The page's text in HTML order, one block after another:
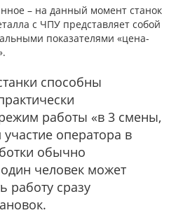
– на данный момент станок
с ЧПУ представляет собой
показателями «цена-
способны
работы «в 3 смены,
оператора в
обычно
человек может
работу сразу